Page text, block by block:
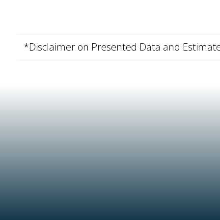
*Disclaimer on Presented Data and